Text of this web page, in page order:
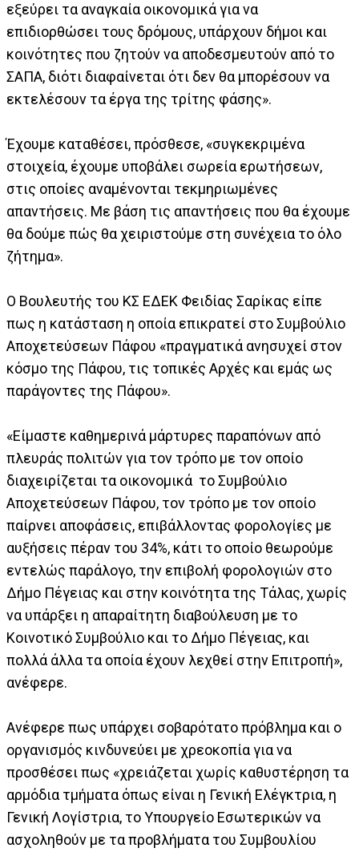
εξεύρει τα αναγκαία οικονομικά για να
επιδιορθώσει τους δρόμους, υπάρχουν δήμοι και
κοινότητες που ζητούν να αποδεσμευτούν από το
ΣΑΠΑ, διότι διαφαίνεται ότι δεν θα μπορέσουν να
εκτελέσουν τα έργα της τρίτης φάσης».
Έχουμε καταθέσει, πρόσθεσε, «συγκεκριμένα
στοιχεία, έχουμε υποβάλει σωρεία ερωτήσεων,
στις οποίες αναμένονται τεκμηριωμένες
απαντήσεις. Με βάση τις απαντήσεις που θα έχουμε
θα δούμε πώς θα χειριστούμε στη συνέχεια το όλο
ζήτημα».
Ο Βουλευτής του ΚΣ ΕΔΕΚ Φειδίας Σαρίκας είπε
πως η κατάσταση η οποία επικρατεί στο Συμβούλιο
Αποχετεύσεων Πάφου «πραγματικά ανησυχεί στον
κόσμο της Πάφου, τις τοπικές Αρχές και εμάς ως
παράγοντες της Πάφου».
«Είμαστε καθημερινά μάρτυρες παραπόνων από
πλευράς πολιτών για τον τρόπο με τον οποίο
διαχειρίζεται τα οικονομικά το Συμβούλιο
Αποχετεύσεων Πάφου, τον τρόπο με τον οποίο
παίρνει αποφάσεις, επιβάλλοντας φορολογίες με
αυξήσεις πέραν του 34%, κάτι το οποίο θεωρούμε
εντελώς παράλογο, την επιβολή φορολογιών στο
Δήμο Πέγειας και στην κοινότητα της Τάλας, χωρίς
να υπάρξει η απαραίτητη διαβούλευση με το
Κοινοτικό Συμβούλιο και το Δήμο Πέγειας, και
πολλά άλλα τα οποία έχουν λεχθεί στην Επιτροπή»,
ανέφερε.
Ανέφερε πως υπάρχει σοβαρότατο πρόβλημα και ο
οργανισμός κινδυνεύει με χρεοκοπία για να
προσθέσει πως «χρειάζεται χωρίς καθυστέρηση τα
αρμόδια τμήματα όπως είναι η Γενική Ελέγκτρια, η
Γενική Λογίστρια, το Υπουργείο Εσωτερικών να
ασχοληθούν με τα προβλήματα του Συμβουλίου